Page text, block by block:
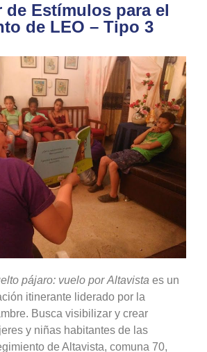
de Estímulos para el
de LEO – Tipo 3
pájaro: vuelo por Altavista es un
itinerante liderado por la
Busca visibilizar y crear
y niñas habitantes de las
de Altavista, comuna 70,